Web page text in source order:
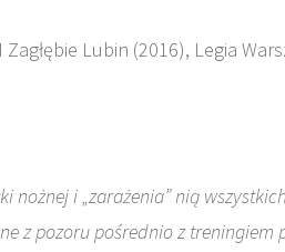
Lubin (2016), Legia
nożnej i „zarażenia” nią
z pozoru pośrednio z treningiem